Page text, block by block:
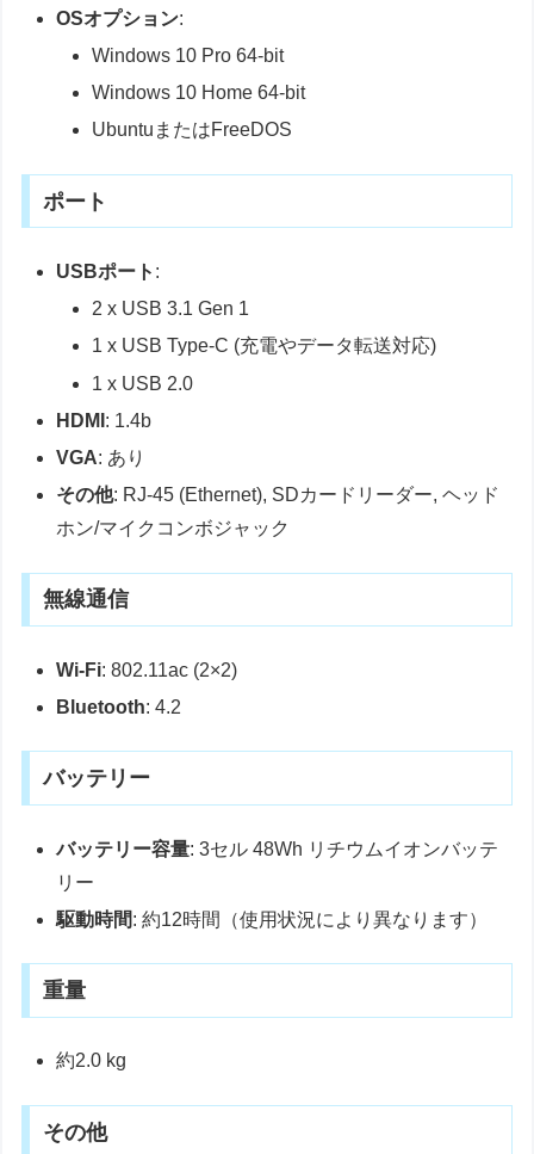
OSオプション:
Windows 10 Pro 64-bit
Windows 10 Home 64-bit
UbuntuまたはFreeDOS
ポート
USBポート :
2 x USB 3.1 Gen 1
1 x USB Type-C (充電やデータ転送対応)
1 x USB 2.0
HDMI : 1.4b
VGA: あり
その他: RJ-45 (Ethernet), SDカードリーダー, ヘッド
ホン/マイクコンボジャック
無線通信
Wi-Fi: 802.11ac (2×2)
Bluetooth: 4.2
バッテリー
バッテリー容量: 3セル 48Wh リチウムイオンバッテ
リー
駆動時間: 約12時間（使用状況により異なります）
重量
約2.0 kg
その他